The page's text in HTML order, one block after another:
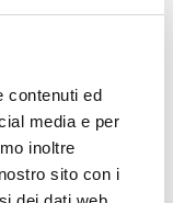
contenuti ed
media e per
inoltre
sito con i
FLESSIBILE
LAVORO